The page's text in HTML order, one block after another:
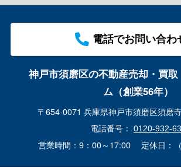
電話でお問い合わ
神戸市須磨区の不動産売却・買
ム（創業56年）
〒654-0071 兵庫県神戸市須磨区須磨
電話番号：
0120-932-
営業時間：9：00～17:00 定休日：